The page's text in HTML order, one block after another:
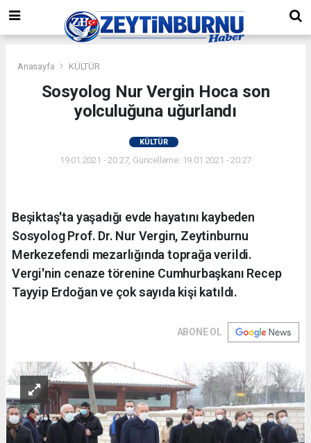
Anasayfa KÜLTÜR
Sosyolog Nur Vergin Hoca son
yolculuğuna uğurlandı
KÜLTÜR
19.01.2021 - 20:27, Güncelleme: 19.01.2021 - 20:27
Beşiktaş'ta yaşadığı evde hayatını kaybeden
Sosyolog Prof. Dr. Nur Vergin, Zeytinburnu
Merkezefendi mezarlığında toprağa verildi.
Vergi'nin cenaze törenine Cumhurbaşkanı Recep
Tayyip Erdoğan ve çok sayıda kişi katıldı.
ABONE OL